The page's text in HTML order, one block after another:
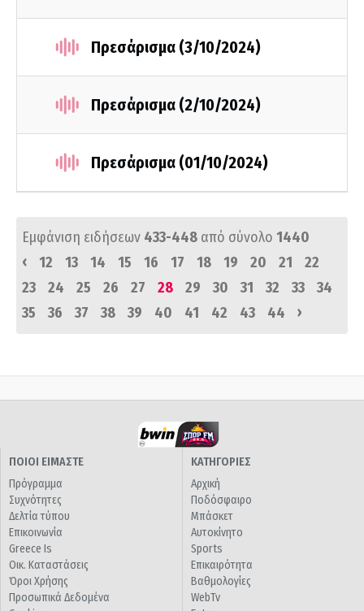
Πρεσάρισμα (3/10/2024)
Πρεσάρισμα (2/10/2024)
Πρεσάρισμα (01/10/2024)
Εμφάνιση ειδήσεων 433-448 από σύνολο 1440
‹
12 13 14 15 16 17 18 19 20 21
22
23
24 25 26 27 28 29 30 31 32 33
34
35
36 37 38 39 40 41 42 43 44 ›
ΠΟΙΟΙ ΕΙΜΑΣΤΕ
Πρόγραμμα
Συχνότητες
Δελτία τύπου
Επικοινωνία
Greece Is
Οικ. Καταστάσεις
Όροι Χρήσης
Προσωπικά Δεδομένα
ΚΑΤΗΓΟΡΙΕΣ
Αρχική
Ποδόσφαιρο
Μπάσκετ
Αυτοκίνητο
Sports
Επικαιρότητα
Βαθμολογίες
WebTv